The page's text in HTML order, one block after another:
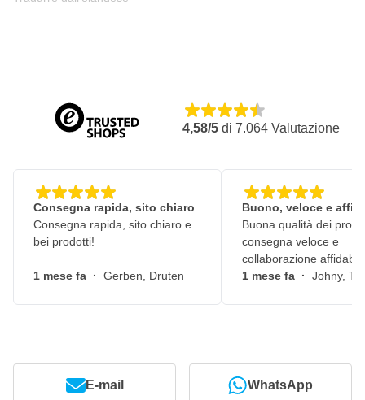
4,58/5 di 7.064 Valutazione
Consegna rapida, sito chiaro
Consegna rapida, sito chiaro e
bei prodotti!
1 mese fa · Gerben, Druten
Buono, veloce e
Buona qualità dei
consegna veloce e
collaborazione
1 mese fa · Johny,
E-mail WhatsApp